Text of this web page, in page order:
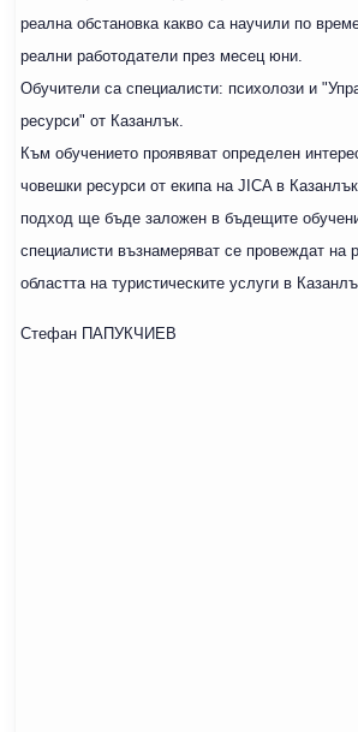
реална обстановка какво са научили по
реални работодатели през месец юни.
Обучители са специалисти: психолози и
ресурси" от Казанлък.
Към обучението проявяват определен
човешки ресурси от екипа на JICA в
подход ще бъде заложен в бъдещите
специалисти възнамеряват се провеждат на
областта на туристическите услуги в
Стефан ПАПУКЧИЕВ